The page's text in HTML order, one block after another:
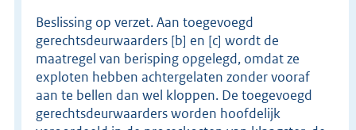
Beslissing op verzet. Aan toegevoegd
gerechtsdeurwaarders [b] en [c] wordt de
maatregel van berisping opgelegd, omdat ze
exploten hebben achtergelaten zonder vooraf
aan te bellen dan wel kloppen. De toegevoegd
gerechtsdeurwaarders worden hoofdelijk